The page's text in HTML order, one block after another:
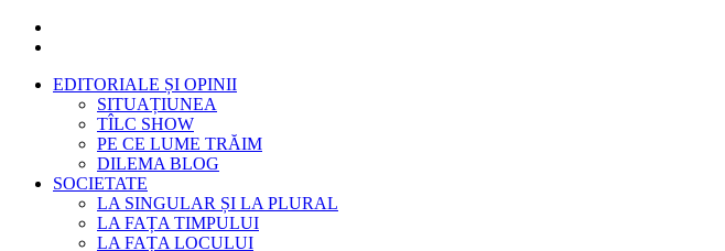
EDITORIALE ȘI OPINII
SITUAȚIUNEA
TÎLC SHOW
PE CE LUME TRĂIM
DILEMA BLOG
SOCIETATE
LA SINGULAR ȘI LA PLURAL
LA FAȚA TIMPULUI
LA FAȚA LOCULUI